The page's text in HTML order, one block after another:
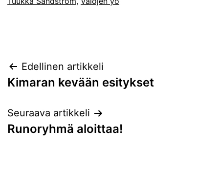
Artikkelien
selaus
Edellinen artikkeli
Kimaran kevään esitykset
Seuraava artikkeli
Runoryhmä aloittaa!